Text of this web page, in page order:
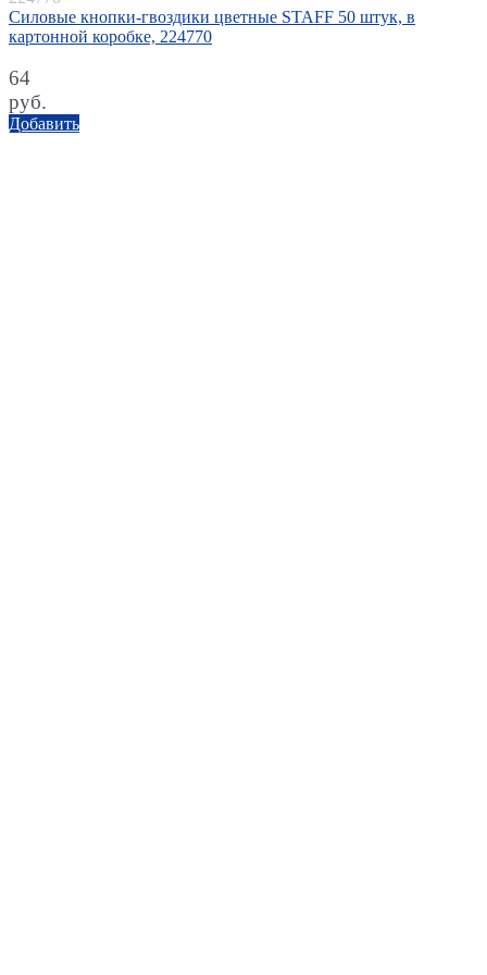
Силовые кнопки-гвоздики цветные STAFF 50 штук, в
картонной коробке, 224770
64
руб.
Добавить